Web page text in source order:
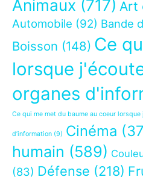
Animaux (717) Art
Automobile (92) Bande
Boisson (148) Ce
lorsque
organes
Ce qui me met du baume au coeur lorsque
d’information (9) Cinéma
humain (589)
(83) Défense (218)